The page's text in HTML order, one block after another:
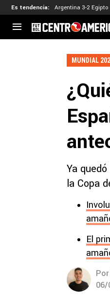
Es tendencia: Argentina 3-2 Egipto
CENTROAMÉRICA
MUNDIAL
Ya
la Copa
El
Por
06/